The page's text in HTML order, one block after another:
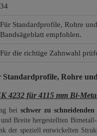
34
Für Standardprofile, Rohre
Bandsägeblatt empfohlen.
Für die richtige Zahnwahl
Standardprofile, Rohre
für 4115 mm Bi-
bei schwer zu
Breite hergestellten
der speziell entwickelten